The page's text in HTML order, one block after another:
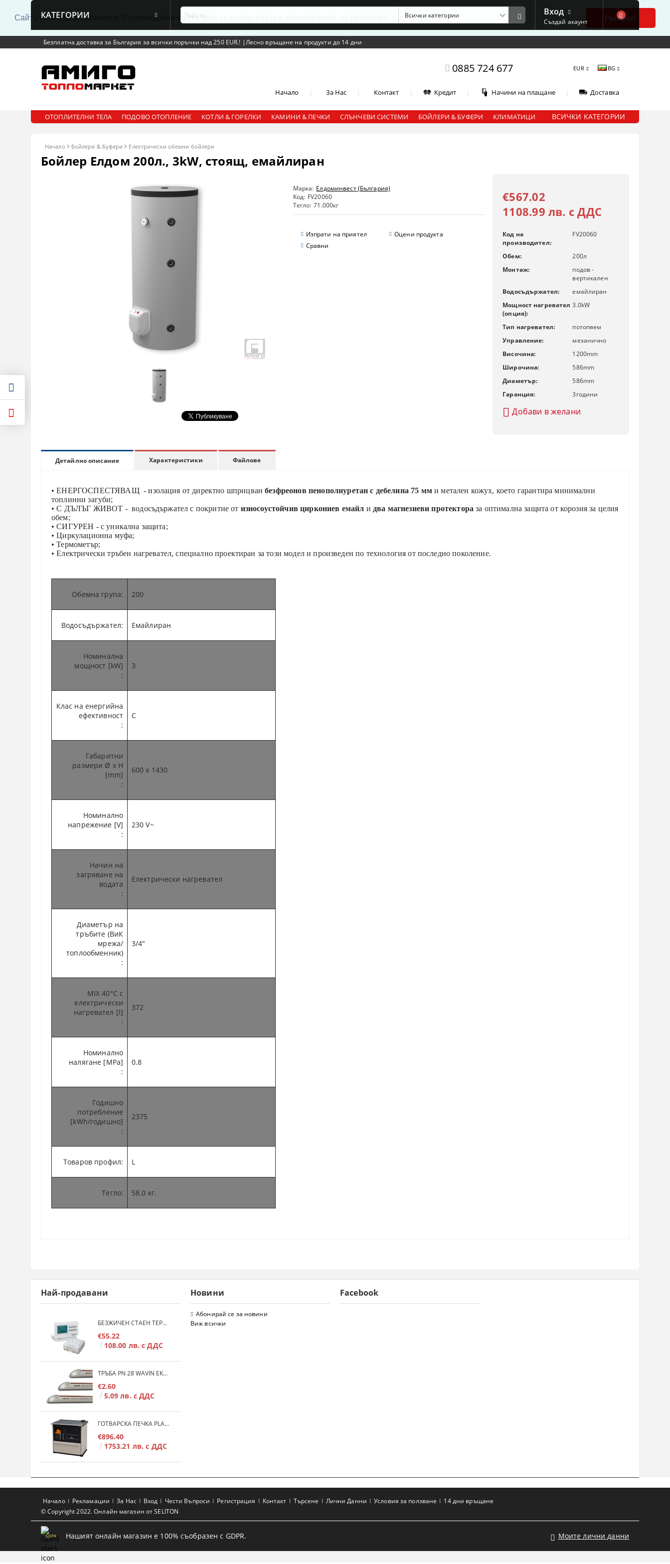
Сайтът използва бисквитки. Разглеждайки сайта, Вие се съгласявате с използването на бисквитки Научете повече Разбрах!
Безплатна доставка за България за всички поръчки над 250 EUR.! |Лесно връщане на продукти до 14 дни
0885 724 677 EUR BG
Начало За Нас Контакт Кредит Начини на плащане Доставка
КАТЕГОРИИ Вход
Създай акаунт
0
ОТОПЛИТЕЛНИ ТЕЛА ПОДОВО ОТОПЛЕНИЕ КОТЛИ & ГОРЕЛКИ КАМИНИ & ПЕЧКИ СЛЪНЧЕВИ СИСТЕМИ БОЙЛЕРИ & БУФЕРИ КЛИМАТИЦИ ВСИЧКИ КАТЕГОРИИ
Начало Бойлери & Буфери Електрически обемни бойлери
Бойлер Елдом 200л., 3kW, стоящ, емайлиран
Марка: Елдоминвест (България)
Код: FV20060
Тегло: 71.000кг
Изпрати на приятел
Оцени продукта
Сравни
€567.02
1108.99 лв. с ДДС
Код на
производител:
FV20060
Обем: 200л
Монтаж:
подов -
вертикален
Водосъдържател:
емайлиран
Мощност нагревател
(опция):
3.0kW
Тип нагревател:
потопяем
Управление:
механично
Височина:
1200mm
Широчина:
586mm
Диаметър:
586mm
Гаранция:
3години
Добави в желани
Детайлно описание Характеристики Файлове
• ЕНЕРГОСПЕСТЯВАЩ - изолация от директно шприцванбезфреонов пенополиуретан с дебелина 75 мми метален кожух, което гарантира минимални
топлинни загуби;
• С ДЪЛЪГ ЖИВОТ - водосъдържател с покритие от износоустойчив циркониев емайл и два магнезиеви протектора за оптимална защита от корозия за целия
обем;
• СИГУРЕН - с уникална защита;
• Циркулационна муфа;
• Термометър;
• Електрически тръбен нагревател, специално проектиран за този модел и произведен по технология от последно поколение.
Обемна група: 200
Водосъдържател: Eмайлиран
Номинална
мощност [kW]
:
3
Клас на енергийна
ефективност
:
C
Габаритни
размери Ø x H
[mm]
:
600 x 1430
Номинално
напрежение [V]
:
230 V~
Начин на
загряване на
водата
:
Електрически нагревател
Диаметър на
тръбите (ВиК
мрежа/
топлообменник)
:
3/4"
MIX 40°C с
електрически
нагревател [l]
:
372
Номинално
налягане [MPa]
:
0.8
Годишно
потребление
[kWh/годишно]
:
2375
Товаров профил: L
Тегло: 58.0 кг.
Най-продавани
БЕЗЖИЧЕН СТАЕН ТЕРМОСТАТ COMPUTHERM Q7RF
€55.22
108.00 лв. с ДДС
ТРЪБА PN 28 WAVIN EKOPLASTIK FIBER BASALT PLUS - 3М/БР.
€2.60
5.09 лв. с ДДС
ГОТВАРСКА ПЕЧКА PLAMEN 850 GLAS 11KW
€896.40
1753.21 лв. с ДДС
Новини
Абонирай се за новини
Виж всички
Facebook
© Copyright 2022. Онлайн магазин от SELITON
Начало Рекламации За Нас Вход Чести Въпроси Регистрация Контакт Търсене Лични Данни Условия за ползване 14 дни връщане
GDPR Нашият онлайн магазин е 100% съобразен с GDPR. Моите лични данни